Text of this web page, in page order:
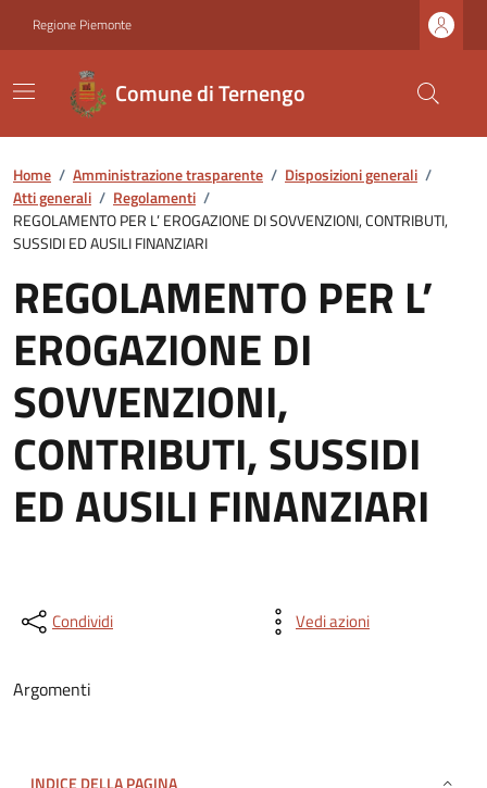
Regione Piemonte
Comune di Ternengo
Home / Amministrazione trasparente / Disposizioni generali /
Atti generali / Regolamenti /
REGOLAMENTO PER L’ EROGAZIONE DI SOVVENZIONI, CONTRIBUTI,
SUSSIDI ED AUSILI FINANZIARI
REGOLAMENTO PER L’
EROGAZIONE DI
SOVVENZIONI,
CONTRIBUTI, SUSSIDI
ED AUSILI FINANZIARI
Condividi Vedi azioni
Argomenti
INDICE DELLA PAGINA